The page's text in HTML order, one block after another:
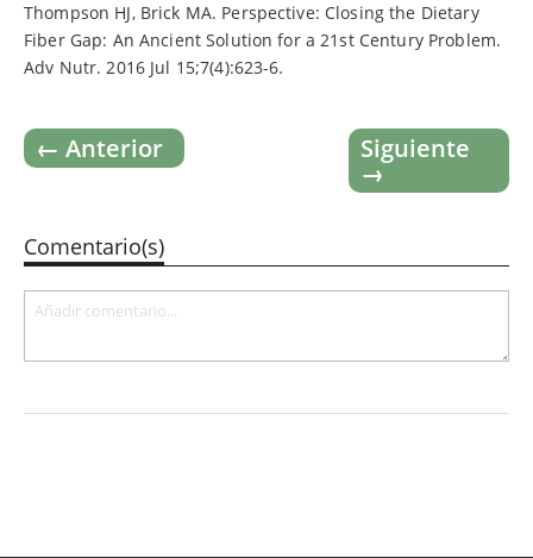
Thompson HJ, Brick MA. Perspective: Closing the Dietary
Fiber Gap: An Ancient Solution for a 21st Century Problem.
Adv Nutr. 2016 Jul 15;7(4):623-6.
← Anterior Siguiente
→
Comentario(s)